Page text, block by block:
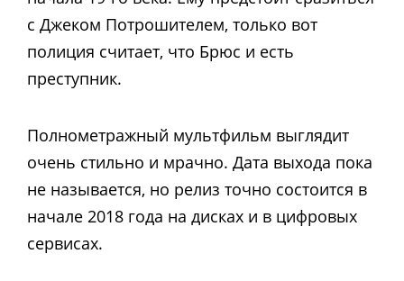
с Джеком Потрошителем, только вот
полиция считает, что Брюс и есть
преступник.
Полнометражный мультфильм выглядит
очень стильно и мрачно. Дата выхода пока
не называется, но релиз точно состоится в
начале 2018 года на дисках и в цифровых
сервисах.